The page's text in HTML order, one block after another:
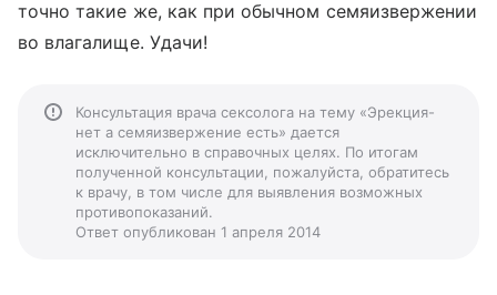
точно такие же, как при обычном семяизвержении
во влагалище. Удачи!
Консультация врача сексолога на тему «Эрекция-
нет а семяизвержение есть» дается
исключительно в справочных целях. По итогам
полученной консультации, пожалуйста, обратитесь
к врачу, в том числе для выявления возможных
противопоказаний.
Ответ опубликован 1 апреля 2014